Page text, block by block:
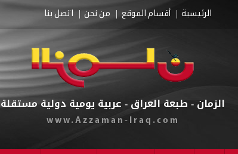
الرئيسية أقسام الموقع من نحن اتصل بنا
الزمان - طبعة العراق - عربية يومية دولية مستقلة
www.Azzaman-Iraq.com